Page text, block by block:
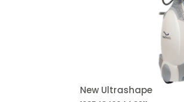
New Ultrashape